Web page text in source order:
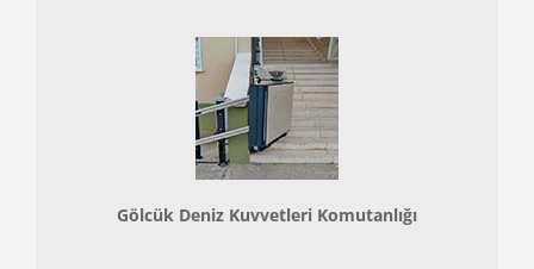
Gölcük Deniz Kuvvetleri Komutanlığı